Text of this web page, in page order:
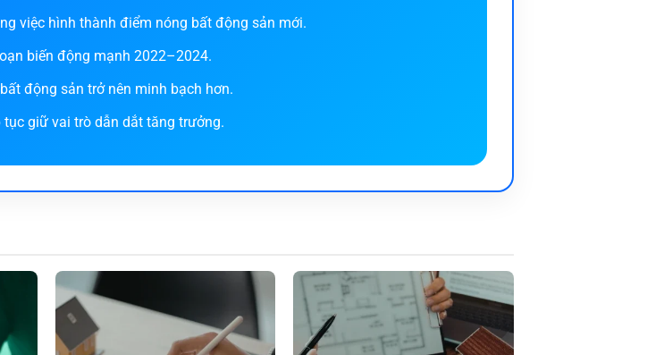
cơ hội bất động sản
việc hình thành điểm nóng bất động sản mới.
biến động mạnh 2022–2024.
động sản trở nên minh bạch hơn.
giữ vai trò dẫn dắt tăng trưởng.